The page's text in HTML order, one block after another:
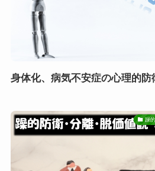
身体化、病気不安症の心理的防
躁